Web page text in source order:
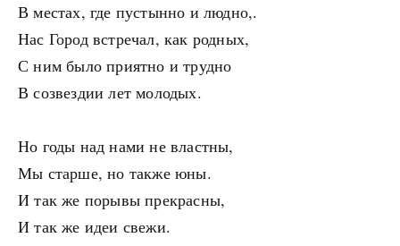
В местах, где пустынно и людно,.
Нас Город встречал, как родных,
С ним было приятно и трудно
В созвездии лет молодых.
Но годы над нами не властны,
Мы старше, но также юны.
И так же порывы прекрасны,
И так же идеи свежи.